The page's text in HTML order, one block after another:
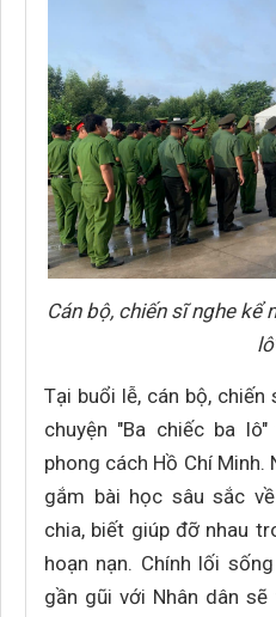
Cán bộ, chiến sĩ nghe kể
Tại buổi lễ, cán bộ,
chuyện "Ba chiếc ba
phong cách Hồ Chí
gắm bài học sâu sắc
chia, biết giúp đỡ nhau
hoạn nạn. Chính lối
gần gũi với Nhân dân